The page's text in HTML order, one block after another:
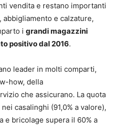
vendita e restano importanti
e calzature,
i grandi magazzini
positivo dal 2016.
leader in molti comparti,
how, della
che assicurano. La quota
casalinghi (91,0% a valore),
e bricolage supera il 60% a